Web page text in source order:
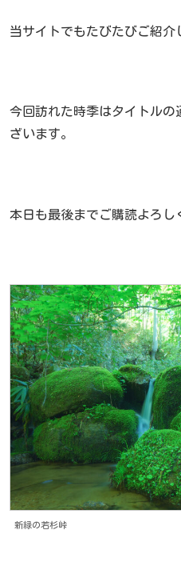
当サイトでもたびたびご紹介
今回訪れた時季はタイトルの
ざいます。
本日も最後までご購読よろ
新緑の若杉峠